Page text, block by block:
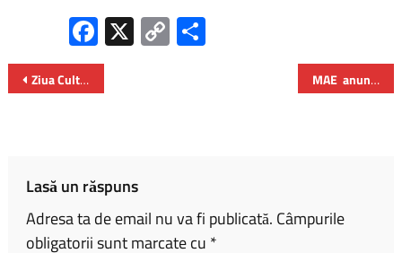
Fa
ce
b
X C
o
Ziua Culturii Naţionale sărbătorită de Academia Română MAE anunță că românii pot călători fără viză în Mongolia – în scop turistic
Lasă un răspuns
Adresa ta de email nu va fi publicată. Câmpurile
obligatorii sunt marcate cu *